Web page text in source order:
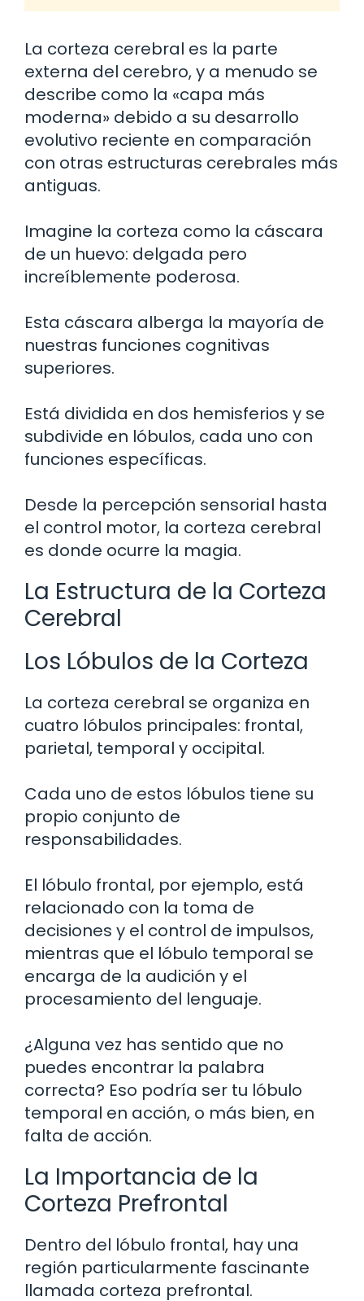
La corteza cerebral es la parte
externa del cerebro, y a menudo se
describe como la «capa más
moderna» debido a su desarrollo
evolutivo reciente en comparación
con otras estructuras cerebrales más
antiguas.
Imagine la corteza como la cáscara
de un huevo: delgada pero
increíblemente poderosa.
Esta cáscara alberga la mayoría de
nuestras funciones cognitivas
superiores.
Está dividida en dos hemisferios y se
subdivide en lóbulos, cada uno con
funciones específicas.
Desde la percepción sensorial hasta
el control motor, la corteza cerebral
es donde ocurre la magia.
La Estructura de la Corteza
Cerebral
Los Lóbulos de la Corteza
La corteza cerebral se organiza en
cuatro lóbulos principales: frontal,
parietal, temporal y occipital.
Cada uno de estos lóbulos tiene su
propio conjunto de
responsabilidades.
El lóbulo frontal, por ejemplo, está
relacionado con la toma de
decisiones y el control de impulsos,
mientras que el lóbulo temporal se
encarga de la audición y el
procesamiento del lenguaje.
¿Alguna vez has sentido que no
puedes encontrar la palabra
correcta? Eso podría ser tu lóbulo
temporal en acción, o más bien, en
falta de acción.
La Importancia de la
Corteza Prefrontal
Dentro del lóbulo frontal, hay una
región particularmente fascinante
llamada corteza prefrontal.